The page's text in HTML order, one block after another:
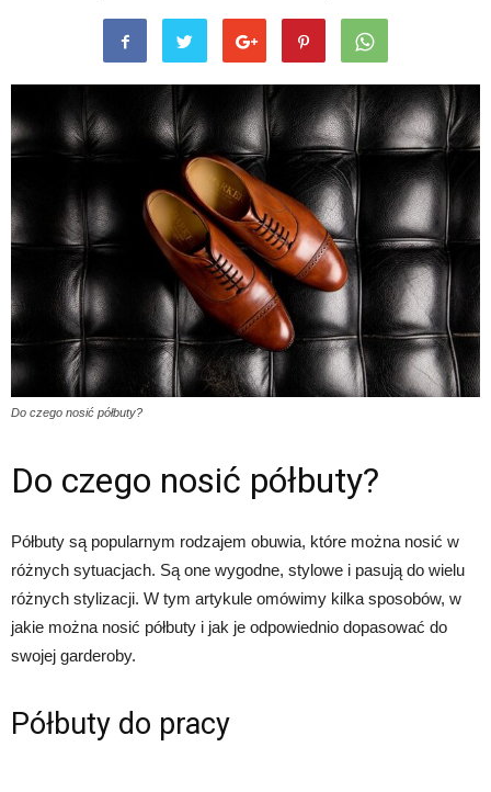
Do czego nosić półbuty?
Do czego nosić półbuty?
Półbuty są popularnym rodzajem obuwia, które można nosić w
różnych sytuacjach. Są one wygodne, stylowe i pasują do wielu
różnych stylizacji. W tym artykule omówimy kilka sposobów, w
jakie można nosić półbuty i jak je odpowiednio dopasować do
swojej garderoby.
Półbuty do pracy